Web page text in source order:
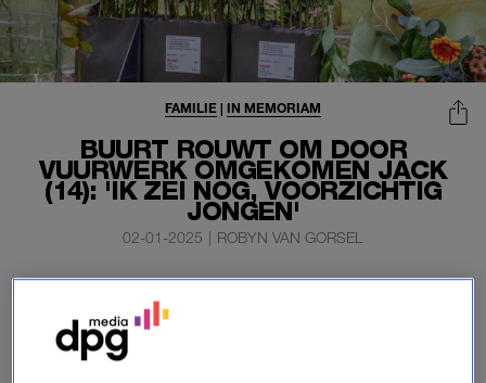
BUURT ROUWT OM DOOR
VUURWERK OMGEKOMEN JACK
(14): 'IK ZEI NOG, VOORZICHTIG
JONGEN'
FAMILIE | IN MEMORIAM
02-01-2025 | ROBYN VAN GORSEL
Delfshaven de 14-jarige Jack, nadat een stuk zwaar
vuurwerk voortijdig ontploft. De buurt is in diepe rouw.